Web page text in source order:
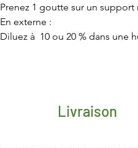
Prenez 1 goutte sur un
En externe :
Diluez à 10 ou 20 % dans une
Livraison